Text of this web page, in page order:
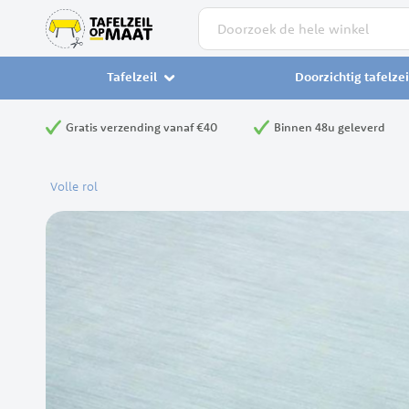
Zoek
Tafelzeil Doorzichtig
Gratis verzending vanaf €40 Binnen 48u geleverd
Volle rol
Ga